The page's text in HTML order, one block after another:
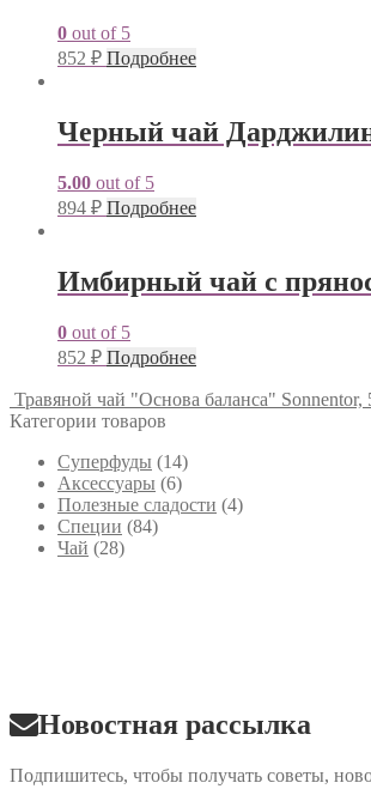
0 out of 5
852 ₽ Подробнее
Черный чай
5.00 out of 5
894 ₽ Подробнее
Имбирный чай с
0 out of 5
852 ₽ Подробнее
Травяной чай "Основа баланса" Sonnentor,
Категории товаров
Cуперфуды (14)
Аксессуары (6)
Полезные сладости (4)
Специи (84)
Чай (28)
Новостная рассылка
Подпишитесь, чтобы получать советы,